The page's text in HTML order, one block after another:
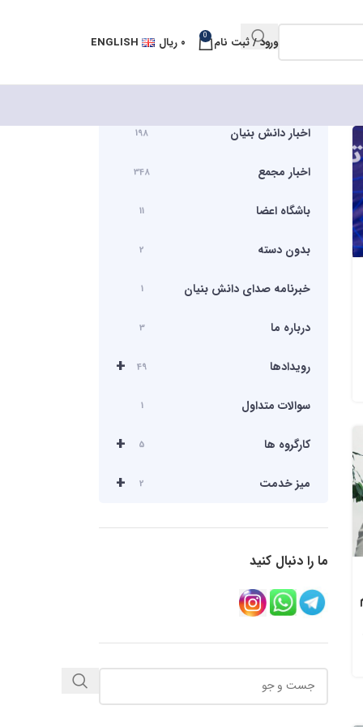
ورود / ثبت نام 0 ۰ ریال ENGLISH
اخبار دانش بنیان 198
اخبار مجمع 348
باشگاه اعضا 11
بدون دسته 2
خبرنامه صدای دانش بنیان 1
درباره ما 3
+ رویدادها 49
سوالات متداول 1
+ کارگروه ها 5
+ میز خدمت 2
ما را دنبال کنید